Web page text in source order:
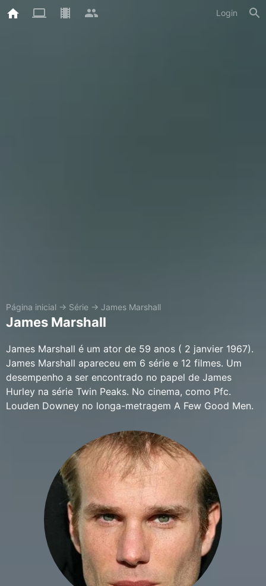
Login
Página inicial → Série → James Marshall
James Marshall
James Marshall é um ator de 59 anos ( 2 janvier 1967).
James Marshall apareceu em 6 série e 12 filmes. Um
desempenho a ser encontrado no papel de James
Hurley na série Twin Peaks. No cinema, como Pfc.
Louden Downey no longa-metragem A Few Good Men.